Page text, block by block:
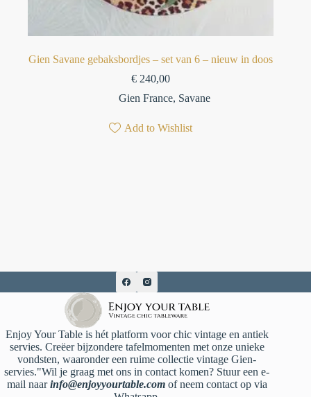
⁠Gien Savane gebaksbordjes – set van 6 – nieuw in doos⁠
€ 240,00
Gien France, Savane
Add to Wishlist
Enjoy Your Table is hét platform voor chic vintage en antiek
servies. Creëer bijzondere tafelmomenten met onze unieke
vondsten, waaronder een ruime collectie vintage Gien-
servies."Wil je graag met ons in contact komen? Stuur een e-
mail naarinfo@enjoyyourtable.comof neem contact op via